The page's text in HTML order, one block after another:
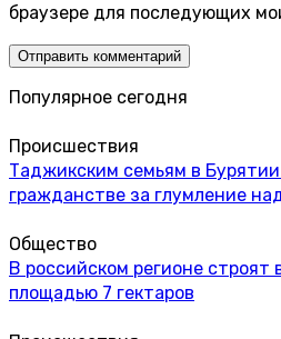
браузере для последующих
Популярное сегодня
Происшествия
Таджикским семьям в Бурятии
гражданстве за глумление
Общество
В российском регионе строят
площадью 7 гектаров